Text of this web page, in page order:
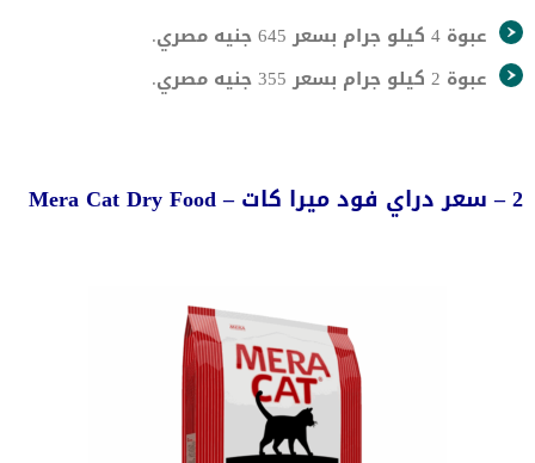
عبوة 4 كيلو جرام بسعر 645 جنيه مصري.
عبوة 2 كيلو جرام بسعر 355 جنيه مصري.
2 – سعر دراي فود ميرا كات – Mera Cat Dry Food